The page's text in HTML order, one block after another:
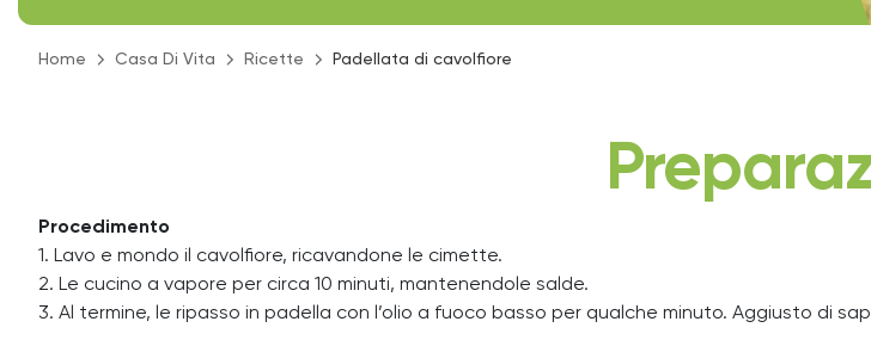
Home Casa Di Vita Ricette Padellata di cavolfiore
Procedimento
1. Lavo e mondo il cavolfiore, ricavandone le cimette.
2. Le cucino a vapore per circa 10 minuti, mantenendole salde.
3. Al termine, le ripasso in padella con l’olio a fuoco basso per qualche minuto. Aggiusto di